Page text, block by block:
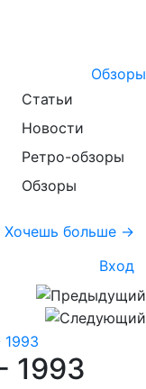
Обзоры
Статьи
Новости
Ретро-обзоры
Обзоры
Хочешь больше →
Вход
1993